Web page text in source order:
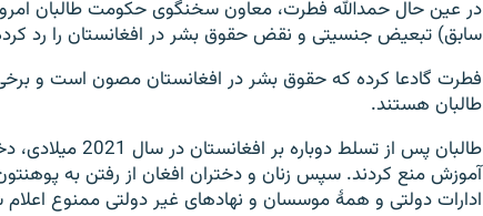
سابق) تبعیض جنسیتی و نقض حقوق بشر در افغانستان را رد
فطرت گادعا کرده که حقوق بشر در افغانستان مصون است و
طالبان هستند.
طالبان پس از تسلط
آموزش منع کردند. سپس زنان و دختران افغان از رفتن به
ادارات دولتی و همۀ موسسان و نهادهای غیر دولتی ممنوع